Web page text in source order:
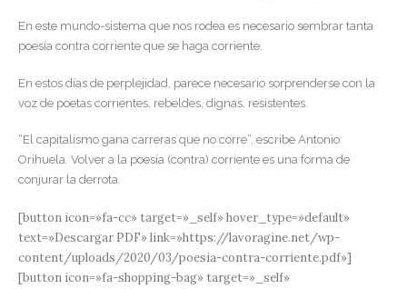
En este mundo-sistema que nos rodea es necesario sembrar tanta
poesía contra corriente que se haga corriente.
En estos días de perplejidad, parece necesario sorprenderse con la
voz de poetas corrientes, rebeldes, dignas, resistentes.
“El capitalismo gana carreras que no corre”, escribe Antonio
Orihuela. Volver a la poesía (contra) corriente es una forma de
conjurar la derrota.
[button icon=»fa-cc» target=»_self» hover_type=»default»
text=»Descargar PDF» link=»https://lavoragine.net/wp-
content/uploads/2020/03/poesia-contra-corriente.pdf»]
[button icon=»fa-shopping-bag» target=»_self»